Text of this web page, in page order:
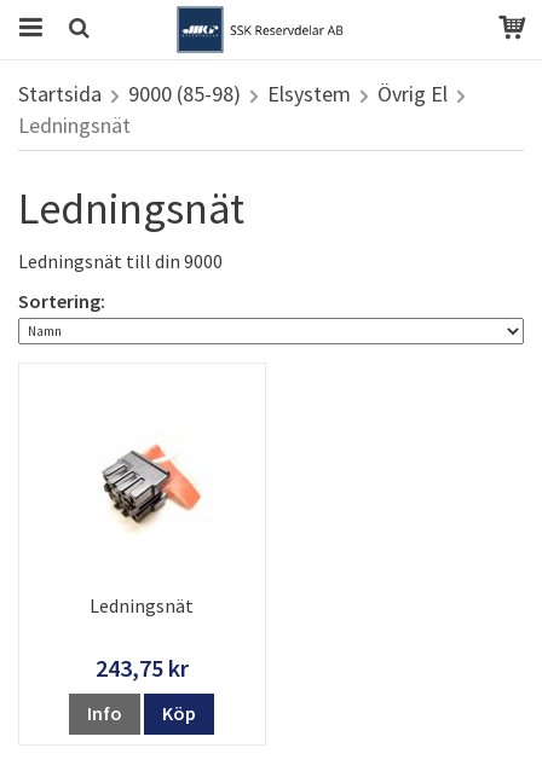
Startsida 9000 (85-98) Elsystem
Övrig El
Ledningsnät
Ledningsnät
Ledningsnät till din 9000
Sortering:
Ledningsnät
243,75 kr
Info Köp